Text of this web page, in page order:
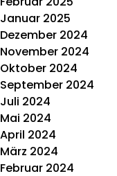
Januar 2025
Dezember 2024
November 2024
Oktober 2024
September 2024
Juli 2024
Mai 2024
April 2024
März 2024
Februar 2024